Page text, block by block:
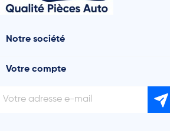
Notre société
Votre compte